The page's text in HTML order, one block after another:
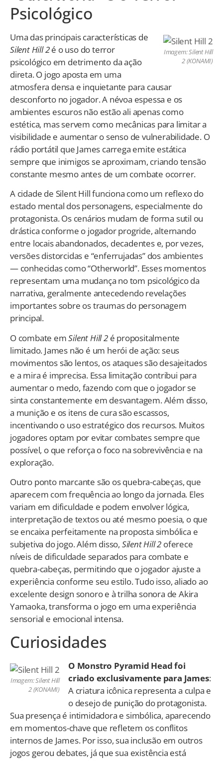
Psicológico
Imagem: Silent Hill
2 (KONAMI)
Uma das principais características de
Silent Hill 2é o uso do terror
psicológico em detrimento da ação
direta. O jogo aposta em uma
atmosfera densa e inquietante para causar
desconforto no jogador. A névoa espessa e os
ambientes escuros não estão ali apenas como
estética, mas servem como mecânicas para limitar a
visibilidade e aumentar o senso de vulnerabilidade. O
rádio portátil que James carrega emite estática
sempre que inimigos se aproximam, criando tensão
constante mesmo antes de um combate ocorrer.
A cidade de Silent Hill funciona como um reflexo do
estado mental dos personagens, especialmente do
protagonista. Os cenários mudam de forma sutil ou
drástica conforme o jogador progride, alternando
entre locais abandonados, decadentes e, por vezes,
versões distorcidas e “enferrujadas” dos ambientes
— conhecidas como “Otherworld”. Esses momentos
representam uma mudança no tom psicológico da
narrativa, geralmente antecedendo revelações
importantes sobre os traumas do personagem
principal.
O combate emSilent Hill 2é propositalmente
limitado. James não é um herói de ação: seus
movimentos são lentos, os ataques são desajeitados
e a mira é imprecisa. Essa limitação contribui para
aumentar o medo, fazendo com que o jogador se
sinta constantemente em desvantagem. Além disso,
a munição e os itens de cura são escassos,
incentivando o uso estratégico dos recursos. Muitos
jogadores optam por evitar combates sempre que
possível, o que reforça o foco na sobrevivência e na
exploração.
Outro ponto marcante são os quebra-cabeças, que
aparecem com frequência ao longo da jornada. Eles
variam em dificuldade e podem envolver lógica,
interpretação de textos ou até mesmo poesia, o que
se encaixa perfeitamente na proposta simbólica e
subjetiva do jogo. Além disso, Silent Hill 2 oferece
níveis de dificuldade separados para combate e
quebra-cabeças, permitindo que o jogador ajuste a
experiência conforme seu estilo. Tudo isso, aliado ao
excelente design sonoro e à trilha sonora de Akira
Yamaoka, transforma o jogo em uma experiência
sensorial e emocional intensa.
Curiosidades
Imagem: Silent Hill
2 (KONAMI)
O Monstro Pyramid Head foi
criado exclusivamente para James:
A criatura icônica representa a culpa e
o desejo de punição do protagonista.
Sua presença é intimidadora e simbólica, aparecendo
em momentos-chave que refletem os conflitos
internos de James. Por isso, sua inclusão em outros
jogos gerou debates, já que sua existência está